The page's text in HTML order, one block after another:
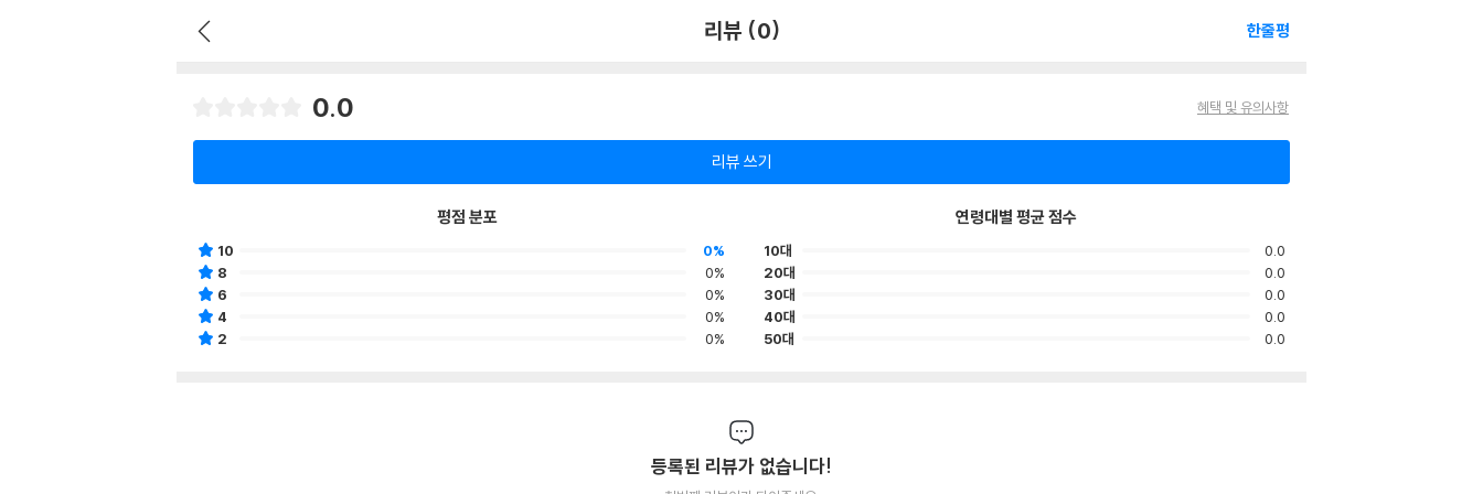
리뷰 (0) 한줄평
0.0 혜택 및 유의사항
리뷰 쓰기
평점 분포
10
0%
8
0%
6
0%
4
0%
2
0%
연령대별 평균 점수
10대
0.0
20대
0.0
30대
0.0
40대
0.0
50대
0.0
등록된 리뷰가 없습니다!